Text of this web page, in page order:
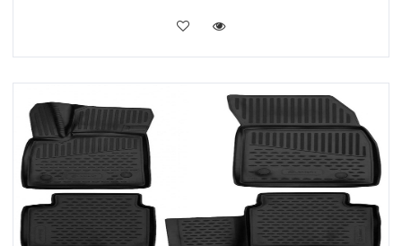
VLOŽIT DO KOŠÍKU